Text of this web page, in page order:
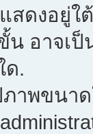
ดงอยู่ใ
อาจเ
ด.
าพขนา